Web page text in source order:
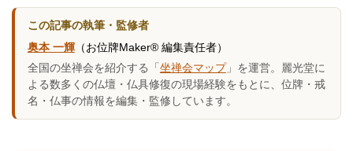
この記事の執筆・監修者
奥本 一輝（お位牌Maker® 編集責任者）
全国の坐禅会を紹介する「 坐禅会マップ」を運営。麗光堂に
よる数多くの仏壇・仏具修復の現場経験をもとに、位牌・戒
名・仏事の情報を編集・監修しています。